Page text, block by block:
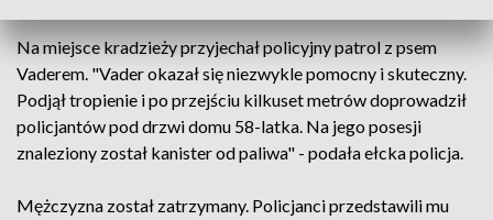
Na miejsce kradzieży przyjechał policyjny patrol z psem
Vaderem. "Vader okazał się niezwykle pomocny i skuteczny.
Podjął tropienie i po przejściu kilkuset metrów doprowadził
policjantów pod drzwi domu 58-latka. Na jego posesji
znaleziony został kanister od paliwa" - podała ełcka policja.
Mężczyzna został zatrzymany. Policjanci przedstawili mu